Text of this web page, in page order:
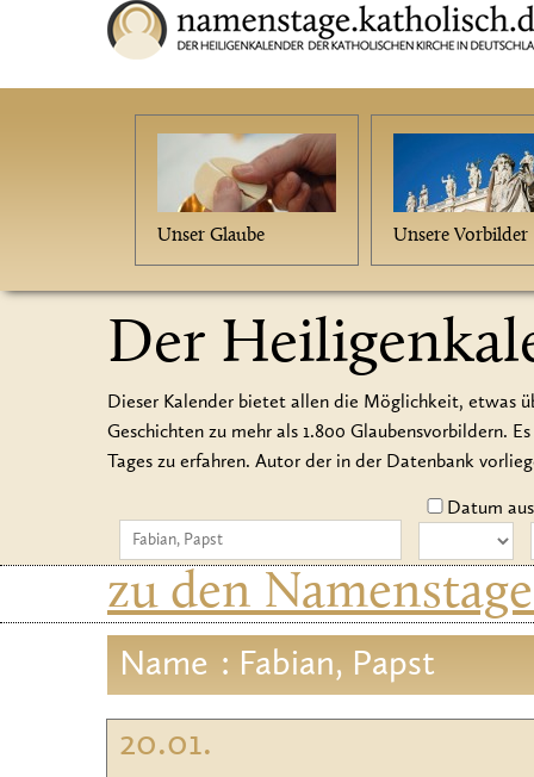
Unser Glaube Unsere Vorbilder
Der
Dieser Kalender bietet allen die Möglichkeit, etwas
Geschichten zu mehr als 1.800 Glaubensvorbildern.
Tages zu erfahren. Autor der in der Datenbank
Datum
zu den
Name : Fabian, Papst
20.01.